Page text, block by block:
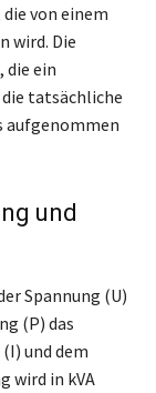
von einem
wird. Die
die ein
tatsächliche
aufgenommen
und
Spannung (U)
(P) das
und dem
wird in kVA